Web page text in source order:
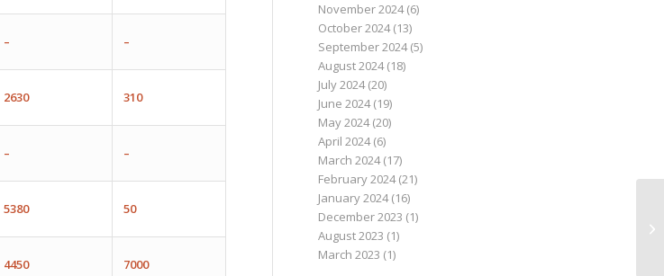
– –
2630 310
– –
5380 50
4450 7000
November 2024(6)
October 2024(13)
September 2024(5)
August 2024(18)
July 2024(20)
June 2024(19)
May 2024(20)
April 2024(6)
March 2024(17)
February 2024(21)
January 2024(16)
December 2023 (1)
August 2023 (1)
March 2023 (1)